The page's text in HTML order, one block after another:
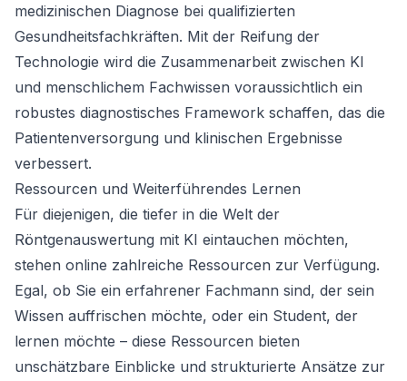
medizinischen Diagnose bei qualifizierten
Gesundheitsfachkräften. Mit der Reifung der
Technologie wird die Zusammenarbeit zwischen KI
und menschlichem Fachwissen voraussichtlich ein
robustes diagnostisches Framework schaffen, das die
Patientenversorgung und klinischen Ergebnisse
verbessert.
Ressourcen und Weiterführendes Lernen
Für diejenigen, die tiefer in die Welt der
Röntgenauswertung mit KI eintauchen möchten,
stehen online zahlreiche Ressourcen zur Verfügung.
Egal, ob Sie ein erfahrener Fachmann sind, der sein
Wissen auffrischen möchte, oder ein Student, der
lernen möchte – diese Ressourcen bieten
unschätzbare Einblicke und strukturierte Ansätze zur